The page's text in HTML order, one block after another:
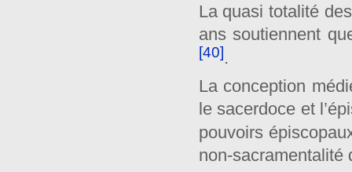
La quasi totalité
ans soutiennent
[40].
La conception
le sacerdoce et
pouvoirs
non-sacramentalité